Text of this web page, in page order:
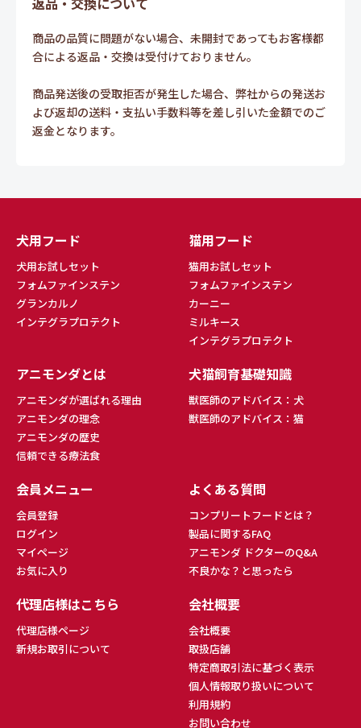
商品の品質に問題がない場合、未開封であってもお客様都
合による返品・交換は受付けておりません。
商品発送後の受取拒否が発生した場合、弊社からの発送お
よび返却の送料・支払い手数料等を差し引いた金額でのご
返金となります。
犬用フード
犬用お試しセット
フォムファインステン
グランカルノ
インテグラプロテクト
猫用フード
猫用お試しセット
フォムファインステン
カーニー
ミルキース
インテグラプロテクト
アニモンダとは
アニモンダが選ばれる理由
アニモンダの理念
アニモンダの歴史
信頼できる療法食
犬猫飼育基礎知識
獣医師のアドバイス：犬
獣医師のアドバイス：猫
会員メニュー
会員登録
ログイン
マイページ
お気に入り
よくある質問
コンプリートフードとは？
製品に関するFAQ
アニモンダ ドクターのQ&A
不良かな？と思ったら
代理店様はこちら
代理店様ページ
新規お取引について
会社概要
会社概要
取扱店舗
特定商取引法に基づく表示
個人情報取り扱いについて
利用規約
お問い合わせ